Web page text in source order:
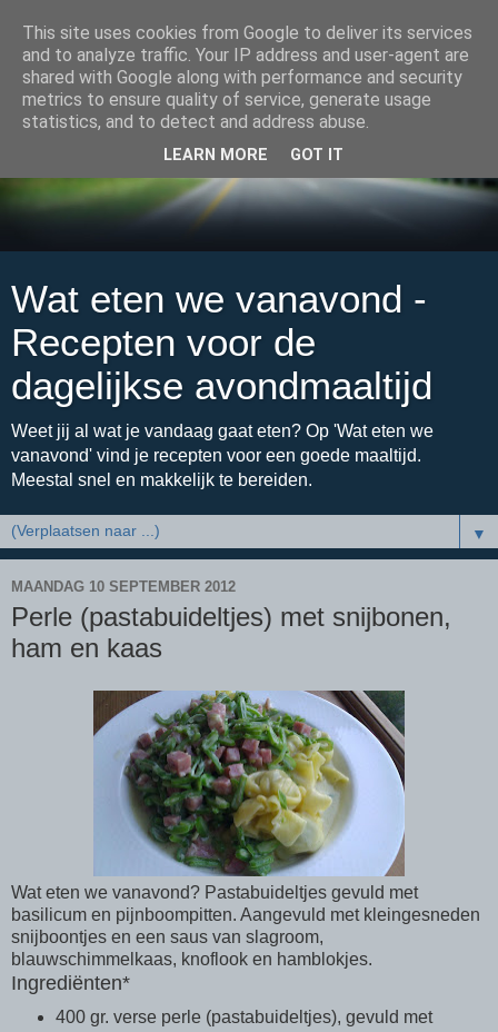
Wat eten we vanavond -
Recepten voor de
dagelijkse avondmaaltijd
Weet jij al wat je vandaag gaat eten? Op 'Wat eten we
vanavond' vind je recepten voor een goede maaltijd.
Meestal snel en makkelijk te bereiden.
▼
MAANDAG 10 SEPTEMBER 2012
Perle (pastabuideltjes) met snijbonen,
ham en kaas
Wat eten we vanavond? Pastabuideltjes gevuld met
basilicum en pijnboompitten. Aangevuld met kleingesneden
snijboontjes en een saus van slagroom,
blauwschimmelkaas, knoflook en hamblokjes.
Ingrediënten*
400 gr. verse perle (pastabuideltjes), gevuld met
This site uses cookies from Google to deliver its services
and to analyze traffic. Your IP address and user-agent are
shared with Google along with performance and security
metrics to ensure quality of service, generate usage
statistics, and to detect and address abuse.
LEARN MORE GOT IT